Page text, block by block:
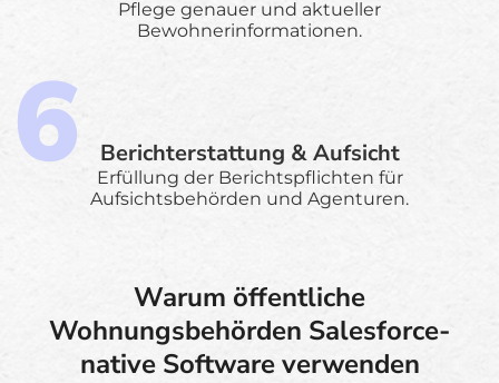
Pflege genauer und aktueller
Bewohnerinformationen.
Berichterstattung & Aufsicht
Erfüllung der Berichtspflichten für
Aufsichtsbehörden und Agenturen.
Warum öffentliche
Wohnungsbehörden Salesforce-
native Software verwenden